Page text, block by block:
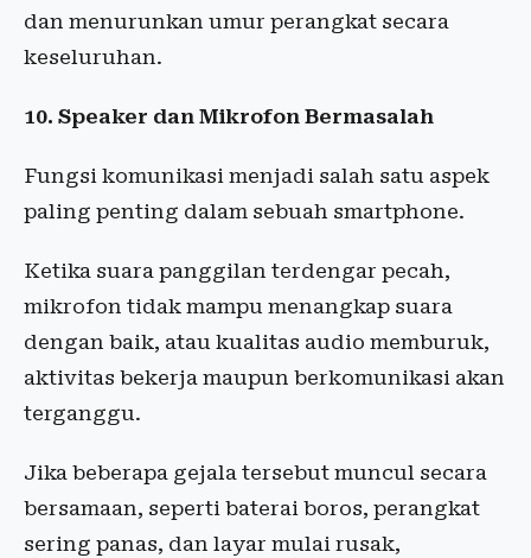
dan menurunkan umur perangkat secara
keseluruhan.
10. Speaker dan Mikrofon Bermasalah
Fungsi komunikasi menjadi salah satu aspek
paling penting dalam sebuah smartphone.
Ketika suara panggilan terdengar pecah,
mikrofon tidak mampu menangkap suara
dengan baik, atau kualitas audio memburuk,
aktivitas bekerja maupun berkomunikasi akan
terganggu.
Jika beberapa gejala tersebut muncul secara
bersamaan, seperti baterai boros, perangkat
sering panas, dan layar mulai rusak,